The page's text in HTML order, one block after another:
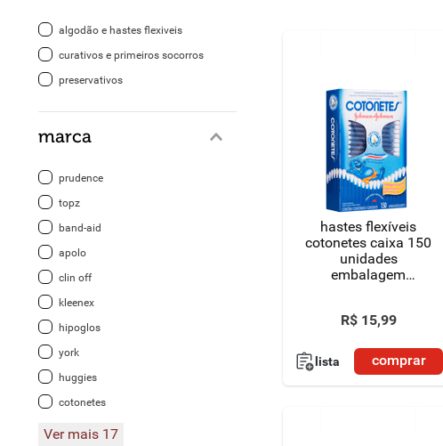
algodão e hastes flexiveis
curativos e primeiros socorros
preservativos
marca
prudence
topz
band-aid
apolo
clin off
kleenex
hipoglos
york
huggies
cotonetes
Ver mais 17
hastes flexíveis
cotonetes caixa 150
unidades
embalagem
R$ 15,99
lista comprar
macarrão